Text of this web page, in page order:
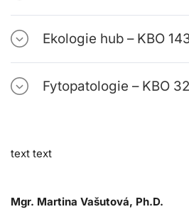
Ekologie hub – KBO
Fytopatologie – KBO
text text
Mgr. Martina Vašutová, Ph.D.